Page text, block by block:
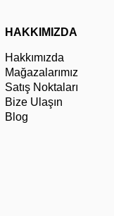
HAKKIMIZDA
Hakkımızda
Mağazalarımız
Satış Noktaları
Bize Ulaşın
Blog